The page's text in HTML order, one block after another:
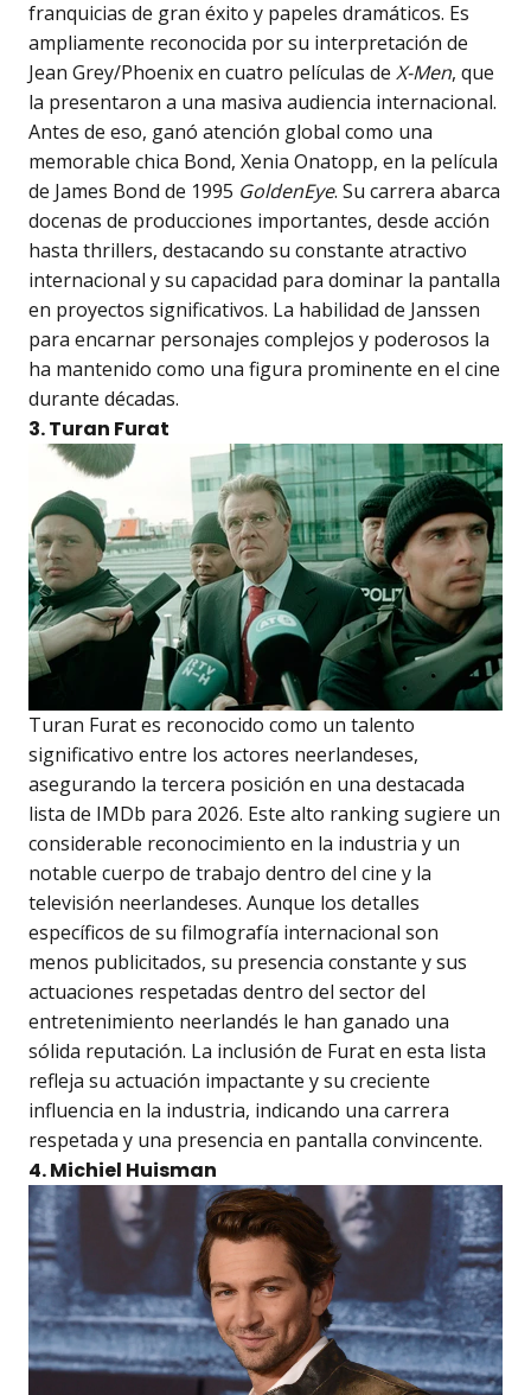
franquicias de gran éxito y papeles dramáticos. Es
ampliamente reconocida por su interpretación de
Jean Grey/Phoenix en cuatro películas de X-Men, que
la presentaron a una masiva audiencia internacional.
Antes de eso, ganó atención global como una
memorable chica Bond, Xenia Onatopp, en la película
de James Bond de 1995 GoldenEye. Su carrera abarca
docenas de producciones importantes, desde acción
hasta thrillers, destacando su constante atractivo
internacional y su capacidad para dominar la pantalla
en proyectos significativos. La habilidad de Janssen
para encarnar personajes complejos y poderosos la
ha mantenido como una figura prominente en el cine
durante décadas.
3. Turan Furat
Turan Furat es reconocido como un talento
significativo entre los actores neerlandeses,
asegurando la tercera posición en una destacada
lista de IMDb para 2026. Este alto ranking sugiere un
considerable reconocimiento en la industria y un
notable cuerpo de trabajo dentro del cine y la
televisión neerlandeses. Aunque los detalles
específicos de su filmografía internacional son
menos publicitados, su presencia constante y sus
actuaciones respetadas dentro del sector del
entretenimiento neerlandés le han ganado una
sólida reputación. La inclusión de Furat en esta lista
refleja su actuación impactante y su creciente
influencia en la industria, indicando una carrera
respetada y una presencia en pantalla convincente.
4. Michiel Huisman